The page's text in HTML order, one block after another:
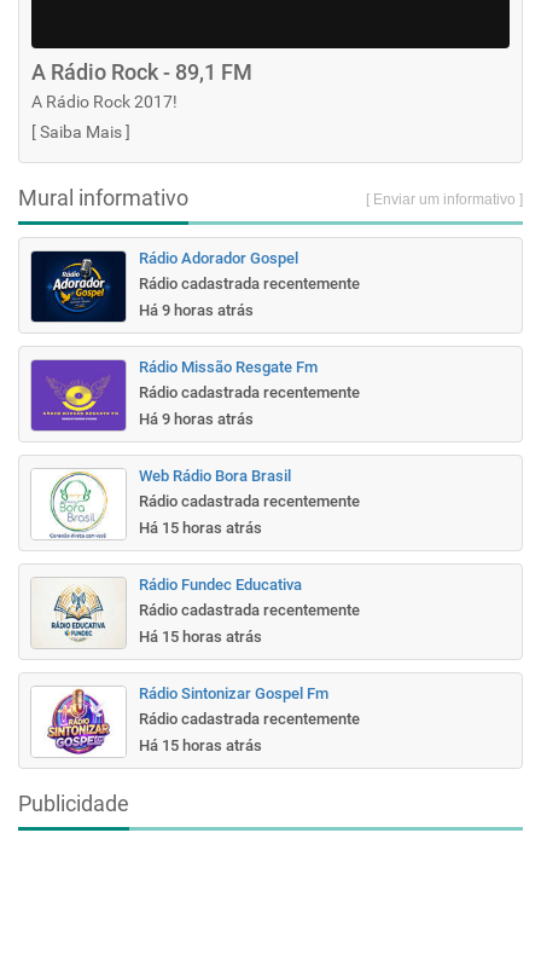
A Rádio Rock - 89,1 FM
A Rádio Rock 2017!
[Saiba Mais]
Mural informativo [ Enviar um informativo ]
Rádio Adorador Gospel
Rádio cadastrada recentemente
Há 9 horas atrás
Rádio Missão Resgate Fm
Rádio cadastrada recentemente
Há 9 horas atrás
Web Rádio Bora Brasil
Rádio cadastrada recentemente
Há 15 horas atrás
Rádio Fundec Educativa
Rádio cadastrada recentemente
Há 15 horas atrás
Rádio Sintonizar Gospel Fm
Rádio cadastrada recentemente
Há 15 horas atrás
Publicidade